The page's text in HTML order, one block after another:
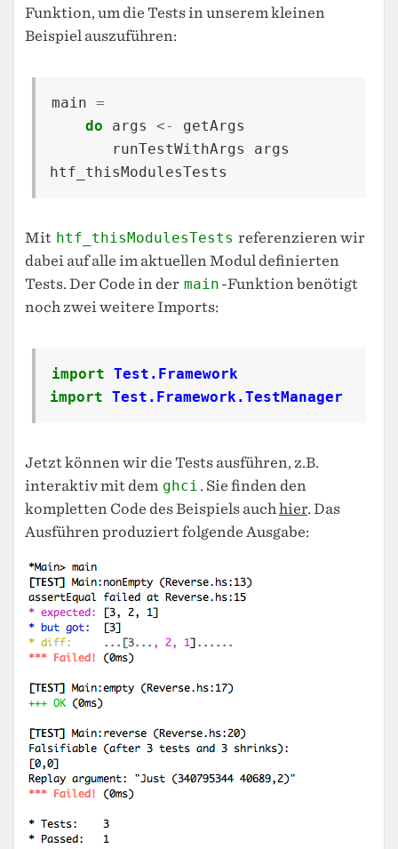
Funktion, um die Tests in unserem kleinen
Beispiel auszuführen:
main =
do
args <-
getArgs
runTestWithArgs
args
htf_thisModulesTests
Mit htf_thisModulesTests referenzieren wir
dabei auf alle im aktuellen Modul definierten
Tests. Der Code in der main -Funktion benötigt
noch zwei weitere Imports:
import Test.Framework
import Test.Framework.TestManager
Jetzt können wir die Tests ausführen, z.B.
interaktiv mit dem ghci . Sie finden den
kompletten Code des Beispiels auchhier. Das
Ausführen produziert folgende Ausgabe: